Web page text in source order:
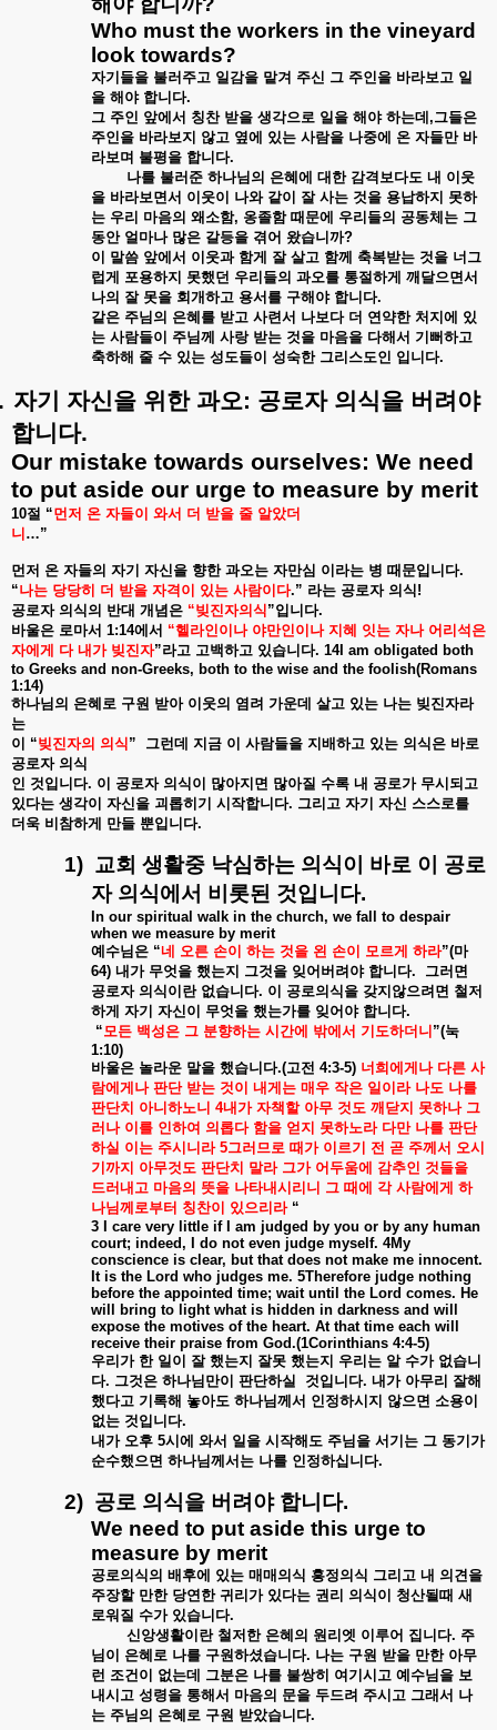
Who must the workers in the vineyard
look towards?
자기들을 불러주고 일감을 맡겨 주신 그 주인을 바라보고 일
을 해야 합니다.
그 주인 앞에서 칭찬 받을 생각으로 일을 해야 하는데,그들은
주인을 바라보지 않고 옆에 있는 사람을 나중에 온 자들만 바
라보며 불평을 합니다.
나를 불러준 하나님의 은혜에 대한 감격보다도 내 이웃
을 바라보면서 이웃이 나와 같이 잘 사는 것을 용납하지 못하
는 우리 마음의 왜소함, 옹졸함 때문에 우리들의 공동체는 그
동안 얼마나 많은 갈등을 겪어 왔습니까?
이 말씀 앞에서 이웃과 함게 잘 살고 함께 축복받는 것을 너그
럽게 포용하지 못했던 우리들의 과오를 통절하게 깨달으면서
나의 잘 못을 회개하고 용서를 구해야 합니다.
같은 주님의 은혜를 받고 사련서 나보다 더 연약한 처지에 있
는 사람들이 주님께 사랑 받는 것을 마음을 다해서 기뻐하고
축하해 줄 수 있는 성도들이 성숙한 그리스도인 입니다.
자기 자신을 위한 과오: 공로자 의식을 버려야
합니다.
Our mistake towards ourselves: We need
to put aside our urge to measure by merit
10절 “먼저 온 자들이 와서 더 받을 줄 알았더
니…”
먼저 온 자들의 자기 자신을 향한 과오는 자만심 이라는 병 때문입니다.
“나는 당당히 더 받을 자격이 있는 사람이다.” 라는 공로자 의식!
공로자 의식의 반대 개념은 “빚진자의식”입니다.
바울은 로마서 1:14에서 “헬라인이나 야만인이나 지혜 잇는 자나 어리석은
자에게 다 내가 빚진자”라고 고백하고 있습니다. 14I am obligated both
to Greeks and non-Greeks, both to the wise and the foolish(Romans
1:14)
하나님의 은혜로 구원 받아 이웃의 염려 가운데 살고 있는 나는 빚진자라
는
이 “빚진자의 의식” 그런데 지금 이 사람들을 지배하고 있는 의식은 바로
공로자 의식
인 것입니다. 이 공로자 의식이 많아지면 많아질 수록 내 공로가 무시되고
있다는 생각이 자신을 괴롭히기 시작합니다. 그리고 자기 자신 스스로를
더욱 비참하게 만들 뿐입니다.
1) 교회 생활중 낙심하는 의식이 바로 이
공로
자 의식에서 비롯된 것입니다.
In our spiritual walk in the church, we fall to despair
when we measure by merit
예수님은 “네 오른 손이 하는 것을 왼 손이 모르게 하라”(마
64) 내가 무엇을 했는지 그것을 잊어버려야 합니다.
그러면
공로자 의식이란 없습니다. 이 공로의식을 갖지않으려면 철저
하게 자기 자신이 무엇을 했는가를 잊어야 합니다.
“ 모든 백성은 그 분향하는 시간에 밖에서 기도하더니”(눅
1:10)
바울은 놀라운 말을 했습니다.(고전 4:3-5) 너희에게나 다른 사
람에게나 판단 받는 것이 내게는 매우 작은 일이라 나도 나를
판단치 아니하노니 4내가 자책할 아무 것도 깨닫지 못하나 그
러나 이를 인하여 의롭다 함을 얻지 못하노라 다만 나를 판단
하실 이는 주시니라5그러므로 때가 이르기 전 곧 주께서 오시
기까지 아무것도 판단치 말라 그가 어두움에 감추인 것들을
드러내고 마음의 뜻을 나타내시리니 그 때에 각 사람에게 하
나님께로부터 칭찬이 있으리라 “
3 I care very little if I am judged by you or by any human
court; indeed, I do not even judge myself. 4My
conscience is clear, but that does not make me innocent.
It is the Lord who judges me. 5Therefore judge nothing
before the appointed time; wait until the Lord comes. He
will bring to light what is hidden in darkness and will
expose the motives of the heart. At that time each will
receive their praise from God.(1Corinthians 4:4-5)
우리가 한 일이 잘 했는지 잘못 했는지 우리는 알 수가 없습니
다. 그것은 하나님만이 판단하실 것입니다. 내가 아무리 잘해
했다고 기록해 놓아도 하나님께서 인정하시지 않으면 소용이
없는 것입니다.
내가 오후 5시에 와서 일을 시작해도 주님을 서기는 그 동기가
순수했으면 하나님께서는 나를 인정하십니다.
2) 공로 의식을 버려야 합니다.
We need to put aside this urge to
measure by merit
공로의식의 배후에 있는 매매의식 흥정의식 그리고 내 의견을
주장할 만한 당연한 귀리가 있다는 권리 의식이 청산될때 새
로워질 수가 있습니다.
신앙생활이란 철저한 은혜의 원리엣 이루어 집니다. 주
님이 은혜로 나를 구원하셨습니다. 나는 구원 받을 만한 아무
런 조건이 없는데 그분은 나를 불쌍히 여기시고 예수님을 보
내시고 성령을 통해서 마음의 문을 두드려 주시고 그래서 나
는 주님의 은혜로 구원 받았습니다.